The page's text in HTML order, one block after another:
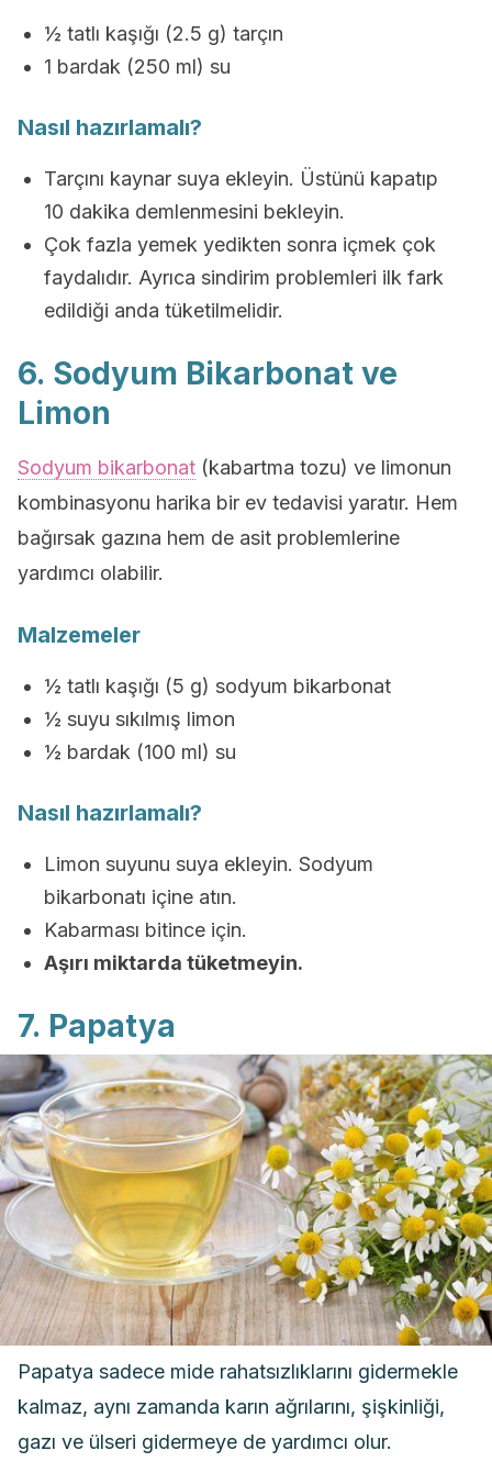
½ tatlı kaşığı (2.5 g) tarçın
1 bardak (250 ml) su
Nasıl hazırlamalı?
Tarçını kaynar suya ekleyin. Üstünü kapatıp
10 dakika demlenmesini bekleyin.
Çok fazla yemek yedikten sonra içmek çok
faydalıdır. Ayrıca sindirim problemleri ilk fark
edildiği anda tüketilmelidir.
6. Sodyum Bikarbonat ve
Limon
Sodyum bikarbonat (kabartma tozu) ve limonun
kombinasyonu harika bir ev tedavisi yaratır. Hem
bağırsak gazına hem de asit problemlerine
yardımcı olabilir.
Malzemeler
½ tatlı kaşığı (5 g) sodyum bikarbonat
½ suyu sıkılmış limon
½ bardak (100 ml) su
Nasıl hazırlamalı?
Limon suyunu suya ekleyin. Sodyum
bikarbonatı içine atın.
Kabarması bitince için.
Aşırı miktarda tüketmeyin.
7. Papatya
Papatya sadece mide rahatsızlıklarını gidermekle
kalmaz, aynı zamanda karın ağrılarını, şişkinliği,
gazı ve ülseri gidermeye de yardımcı olur.